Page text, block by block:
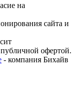
на
сайта и
офертой.
- компания Бихайв